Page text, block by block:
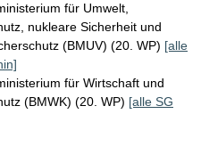
für Umwelt,
nukleare Sicherheit und
(BMUV) (20. WP) [alle
für Wirtschaft und
(BMWK) (20. WP) [alle SG